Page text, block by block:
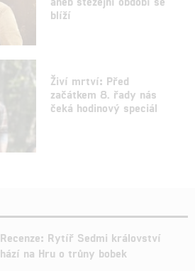
blíží
Živí mrtví: Před
začátkem 8. řady nás
čeká hodinový speciál
Recenze: Rytíř Sedmi království
hází na Hru o trůny bobek